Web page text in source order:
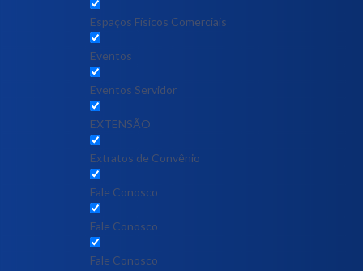
Espaços Físicos Comerciais
Eventos
Eventos Servidor
EXTENSÃO
Extratos de Convênio
Fale Conosco
Fale Conosco
Fale Conosco